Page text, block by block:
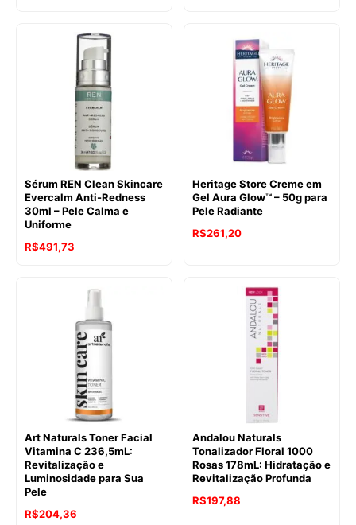
Sérum REN Clean Skincare
Evercalm Anti-Redness
30ml – Pele Calma e
Uniforme
R$491,73
Heritage Store Creme em
Gel Aura Glow™ – 50g para
Pele Radiante
R$261,20
Art Naturals Toner Facial
Vitamina C 236,5mL:
Revitalização e
Luminosidade para Sua
Pele
R$204,36
Andalou Naturals
Tonalizador Floral 1000
Rosas 178mL: Hidratação e
Revitalização Profunda
R$197,88